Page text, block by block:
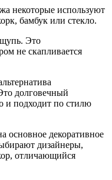
некоторые используют
бамбук или стекло.
Это
не скапливается
долговечный
и подходит по стилю
основное декоративное
дизайнеры,
отличающийся